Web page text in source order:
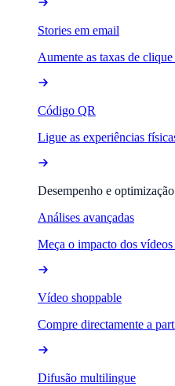
Stories em email
Aumente as taxas de
Código QR
Ligue as experiências
Desempenho e optimização
Análises avançadas
Meça o impacto dos vídeos
Vídeo shoppable
Compre directamente a
Difusão multilingue